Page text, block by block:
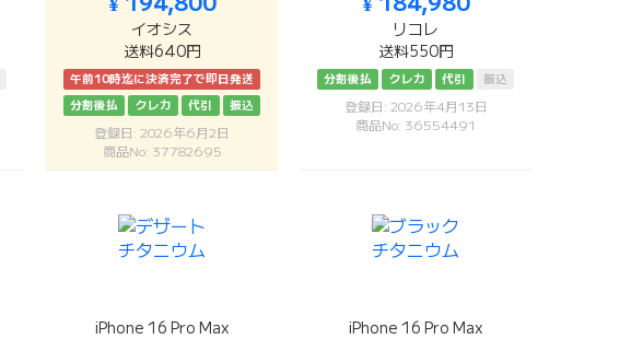
イオシス
送料640円
午前10時迄に決済完了で即日発送
分割後払
クレカ 代引 振込
登録日: 2026年6月2日
商品No: 37782695
リコレ
送料550円
分割後払 クレカ 代引 振込
登録日: 2026年4月13日
商品No: 36554491
iPhone 16 Pro Max
iPhone 16 Pro Max